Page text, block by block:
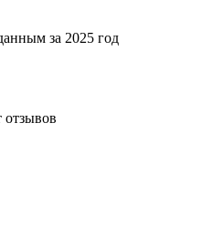
за 2025 год
отзывов